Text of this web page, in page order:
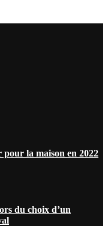
pour la maison en 2022
du choix d’un